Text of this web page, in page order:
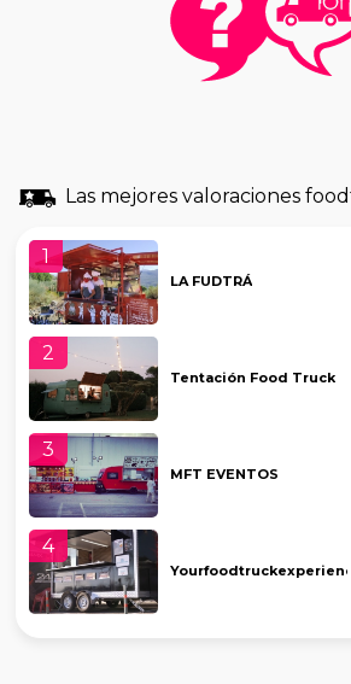
Las mejores valoraciones
1
LA FUDTRÁ
2
Tentación Food Truck
3
MFT EVENTOS
4